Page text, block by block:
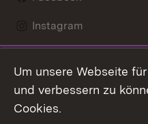
Instagram
Mastodon
Youtube
Um unsere Webseite
und verbessern zu
Cookies.